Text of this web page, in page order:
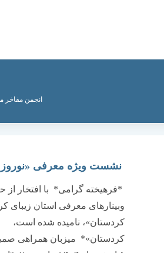
انجمن مفاخر
نشست ویژه معرفی «نوروز
*فرهیخته گرامی* با افتخار
وبینارهای معرفی استان زیبای
کردستان»، نامیده شده
کردستان»* میزبان همراهی